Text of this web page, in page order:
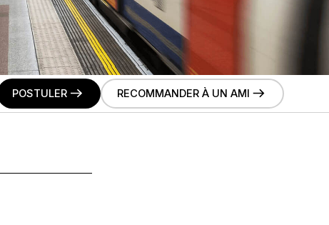
POSTULER RECOMMANDER À UN AMI